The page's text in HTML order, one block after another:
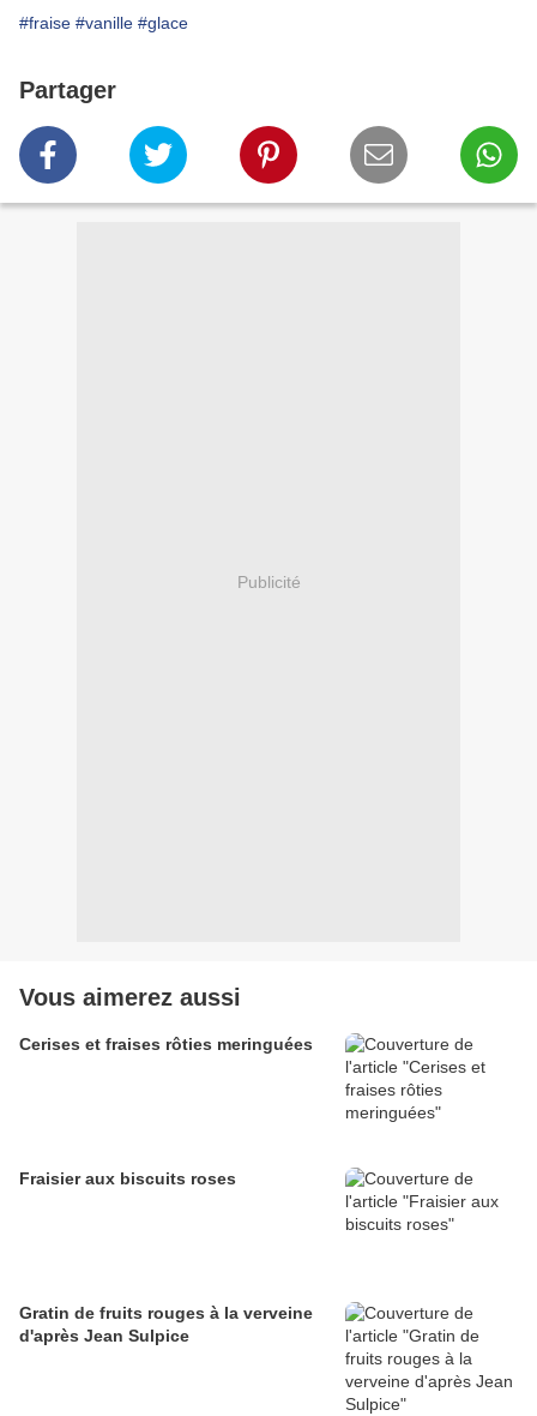
#fraise #vanille #glace
Partager
Publicité
Vous aimerez aussi
Cerises et fraises rôties meringuées
Fraisier aux biscuits roses
Gratin de fruits rouges à la verveine
d'après Jean Sulpice